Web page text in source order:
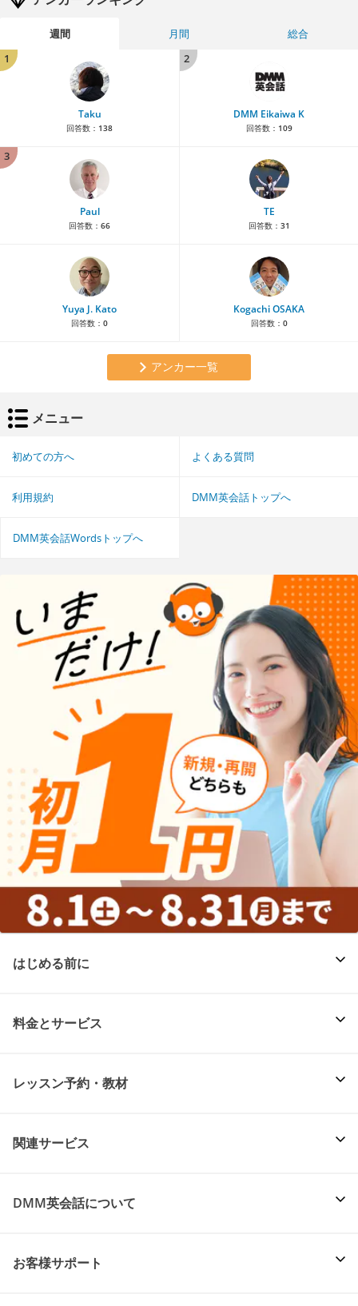
週間 月間
総合
1
Taku
回答数： 138
2
DMM Eikaiwa K
回答数： 109
3
Paul
回答数： 66
TE
回答数： 31
Yuya J. Kato
回答数： 0
Kogachi OSAKA
回答数： 0
アンカー一覧
メニュー
初めての方へ よくある質問
利用規約 DMM英会話トップへ
DMM英会話Wordsトップへ
はじめる前に
料金とサービス
レッスン予約・教材
関連サービス
DMM英会話について
お客様サポート